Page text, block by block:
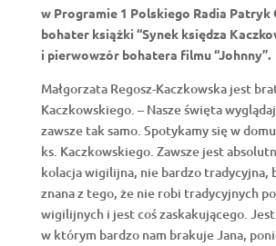
w Programie 1 Polskiego Radia Patryk
bohater książki “Synek księdza
i pierwowzór bohatera filmu “Johnny”.
Małgorzata Regosz-Kaczkowska jest
Kaczkowskiego. – Nasze święta
zawsze tak samo. Spotykamy się w
ks. Kaczkowskiego. Zawsze jest
kolacja wigilijna, nie bardzo tradycyjna,
znana z tego, że nie robi tradycyjnych
wigilijnych i jest coś zaskakującego.
w którym bardzo nam brakuje Jana,